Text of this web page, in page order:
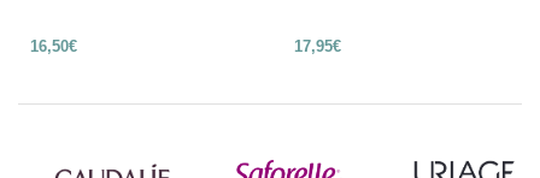
16,50€ 17,95€